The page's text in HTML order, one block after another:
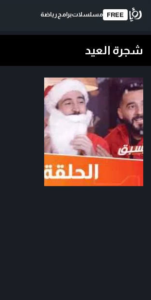
FREE مسلسلاتبرامج رياضة
شجرة العيد